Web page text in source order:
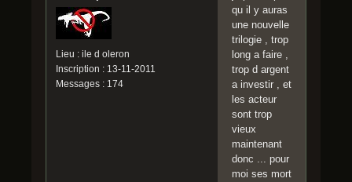
Lieu : ile d oleron
Inscription : 13-11-2011
Messages : 174
qu il y auras
une nouvelle
trilogie , trop
long a faire ,
trop d argent
a investir , et
les acteur
sont trop
vieux
maintenant
donc ... pour
moi ses mort